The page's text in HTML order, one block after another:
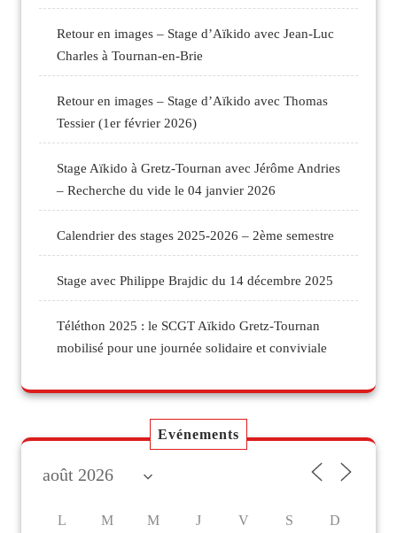
Retour en images – Stage d’Aïkido avec Jean-Luc
Charles à Tournan-en-Brie
Retour en images – Stage d’Aïkido avec Thomas
Tessier (1er février 2026)
Stage Aïkido à Gretz-Tournan avec Jérôme Andries
– Recherche du vide le 04 janvier 2026
Calendrier des stages 2025-2026 – 2ème semestre
Stage avec Philippe Brajdic du 14 décembre 2025
Téléthon 2025 : le SCGT Aïkido Gretz-Tournan
mobilisé pour une journée solidaire et conviviale
Evénements
L M M J V S D